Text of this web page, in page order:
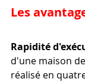
Les
Rapidité
d'une maison
réalisé en